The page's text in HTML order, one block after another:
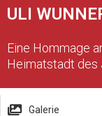
ULI
Eine Hommage
Heimatstadt des
Galerie